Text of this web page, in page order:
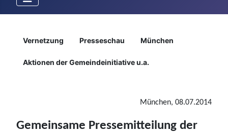
Details
Vernetzung Presseschau München
Aktionen der Gemeindeinitiative u.a.
München, 08.07.2014
Gemeinsame Pressemitteilung der